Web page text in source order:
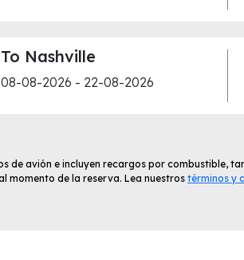
To Nashville
08-08-2026 - 22-08-2026
de avión e incluyen recargos por combustible,
momento de la reserva. Lea nuestros términos y